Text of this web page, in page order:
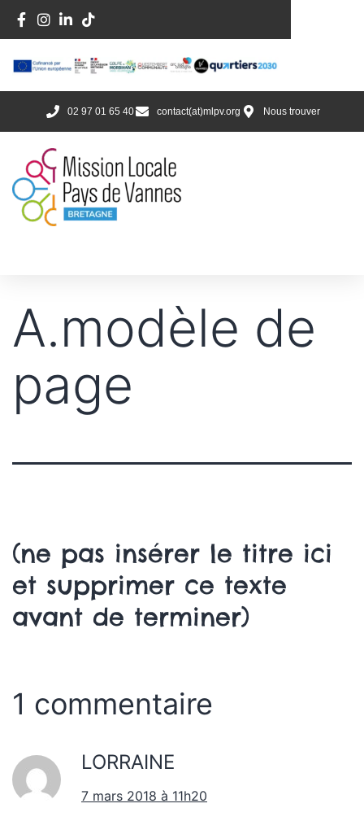
02 97 01 65 40 contact(at)mlpv.org Nous trouver
A.modèle de
page
(ne pas insérer le titre ici
et supprimer ce texte
avant de terminer)
1 commentaire
LORRAINE
7 mars 2018 à 11h20